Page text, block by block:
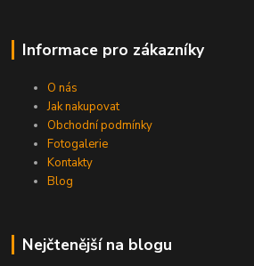
Informace pro zákazníky
O nás
Jak nakupovat
Obchodní podmínky
Fotogalerie
Kontakty
Blog
Nejčtenější na blogu